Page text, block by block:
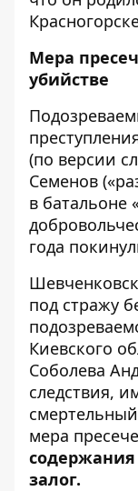
Мера
убийстве
(по версии
Семенов
в батальоне
года
под стражу
Киевского
Соболева
следствия,
мера
содержания
залог.